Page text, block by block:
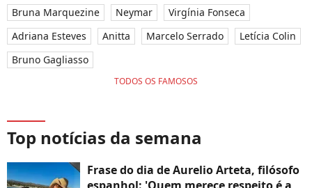
Bruna Marquezine Neymar
Virgínia Fonseca
Adriana Esteves
Anitta Marcelo Serrado
Letícia Colin
Bruno Gagliasso
TODOS OS FAMOSOS
Top notícias da semana
Frase do dia de Aurelio Arteta, filósofo